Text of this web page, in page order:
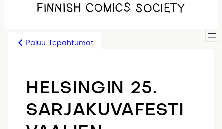
Paluu Tapahtumat
HELSINGIN 25.
SARJAKUVAFESTI